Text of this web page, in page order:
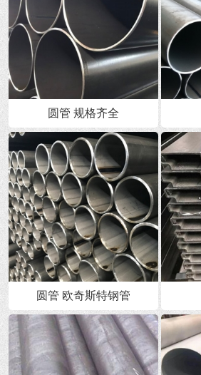
圆管 规格齐全
圆管 欧奇斯特钢管